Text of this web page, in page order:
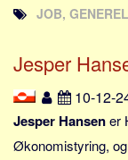
Tyskland.dk
England.dk
Rusland.dk
JLKM.dk
Lande
JOB,
Jesper
10-12-
Jesper Hansener
Økonomistyring,